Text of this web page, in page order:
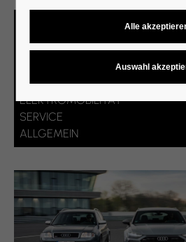
FILTER
ANGEBOTE
GEBRAUCHTWAGEN
ELEKTROMOBILITÄT
SERVICE
ALLGEMEIN